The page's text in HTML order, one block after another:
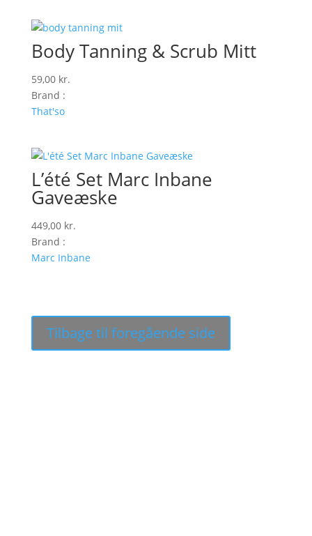
Body Tanning & Scrub Mitt
59,00 kr.
Brand :
That'so
L’été Set Marc Inbane
Gaveæske
449,00 kr.
Brand :
Marc Inbane